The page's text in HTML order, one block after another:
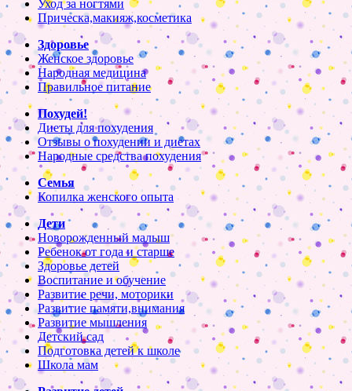
Уход за ногтями
Прическа,макияж,косметика
Здоровье
Женское здоровье
Народная медицина
Правильное питание
Похудей!
Диеты для похудения
Отзывы о похудении и диетах
Народные средства похудения
Семья
Копилка женского опыта
Дети
Новорожденный малыш
Ребенок от года и старше
Здоровье детей
Воспитание и обучение
Развитие речи, моторики
Развитие памяти,внимания
Развитие мышления
Детский сад
Подготовка детей к школе
Школа мам